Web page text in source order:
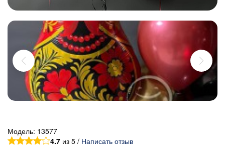
Модель: 13577
4.7 из 5 / Написать отзыв